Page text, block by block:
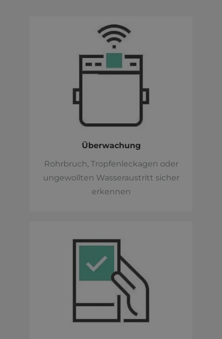
Überwachung
Rohrbruch, Tropfenleckagen oder
ungewollten Wasseraustritt sicher
erkennen